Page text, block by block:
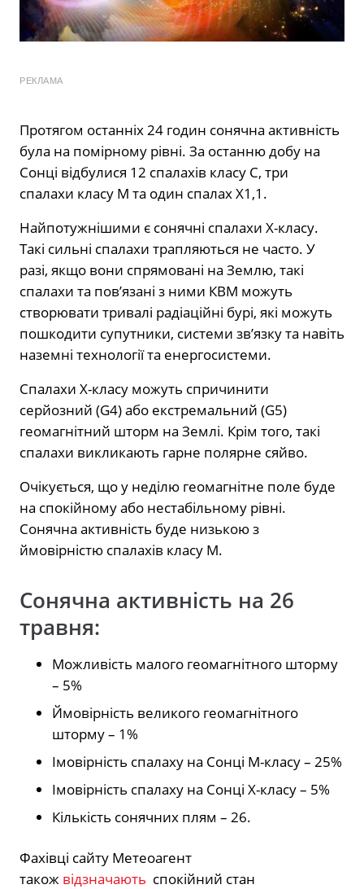
РЕКЛАМА
Протягом останніх 24 годин сонячна активність
була на помірному рівні. За останню добу на
Сонці відбулися 12 спалахів класу С, три
спалахи класу М та один спалах Х1,1.
Найпотужнішими є сонячні спалахи X-класу.
Такі сильні спалахи трапляються не часто. У
разі, якщо вони спрямовані на Землю, такі
спалахи та пов’язані з ними КВМ можуть
створювати тривалі радіаційні бурі, які можуть
пошкодити супутники, системи зв’язку та навіть
наземні технології та енергосистеми.
Спалахи X-класу можуть спричинити
серйозний (G4) або екстремальний (G5)
геомагнітний шторм на Землі. Крім того, такі
спалахи викликають гарне полярне сяйво.
Очікується, що у неділю геомагнітне поле буде
на спокійному або нестабільному рівні.
Сонячна активність буде низькою з
ймовірністю спалахів класу М.
Сонячна активність на 26
травня:
Можливість малого геомагнітного шторму
– 5%
Ймовірність великого геомагнітного
шторму – 1%
Імовірність спалаху на Сонці М-класу – 25%
Імовірність спалаху на Сонці Х-класу – 5%
Кількість сонячних плям – 26.
Фахівці сайту Метеоагент
також відзначають спокійний стан